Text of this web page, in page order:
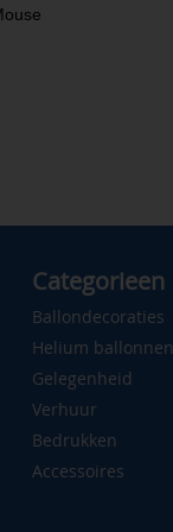
Categorieen
Ballondecoraties
Helium ballonnen
Gelegenheid
Verhuur
Bedrukken
Accessoires